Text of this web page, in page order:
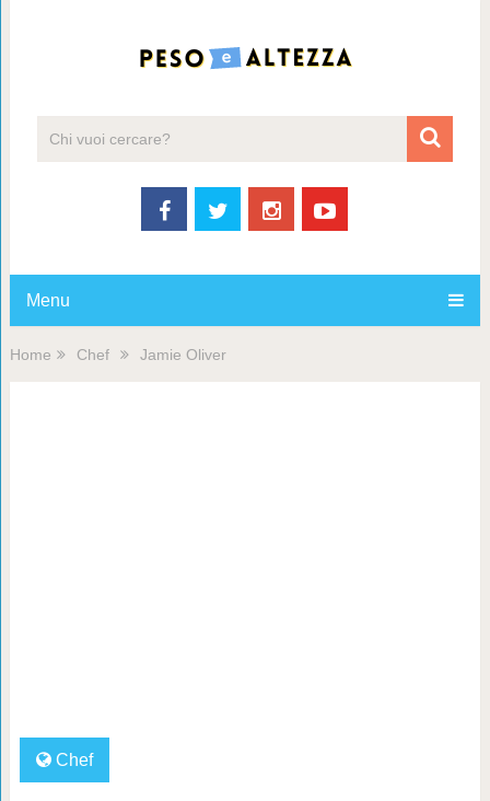
Menu
Home Chef Jamie Oliver
Chef